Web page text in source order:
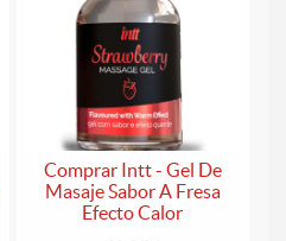
Comprar Intt - Gel De
Masaje Sabor A Fresa
Efecto Calor